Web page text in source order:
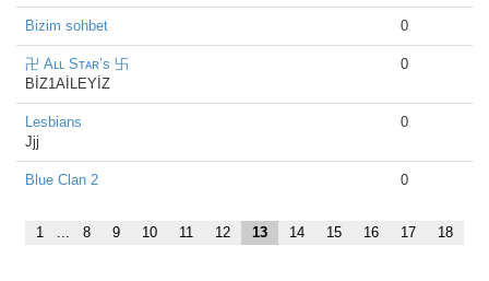
Bizim sohbet 0
卍 Aʟʟ Sᴛᴀʀ’s 卐
BİZ1AİLEYİZ
0
Lesbians
Jjj
0
Blue Clan 2 0
1 ... 8 9 10 11 12 13 14 15 16 17 18